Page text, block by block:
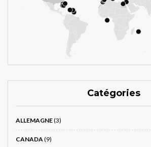
Catégories
ALLEMAGNE(3)
CANADA(9)